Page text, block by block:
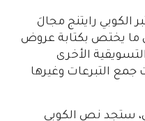
الكوبي رايتنج مجالَ
ما يختص بكتابة عروض
الأخرى
جمع التبرعات وغيرها
ستجد نص الكوبي